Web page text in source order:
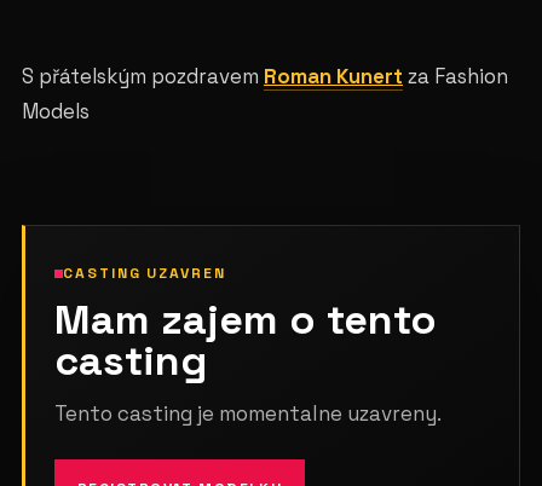
S přátelským pozdravem Roman Kunert za Fashion
Models
CASTING UZAVREN
Mam zajem o tento
casting
Tento casting je momentalne uzavreny.